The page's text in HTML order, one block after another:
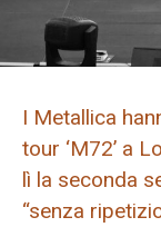
I Metallica
tour ‘M72’ a
lì la seconda
“senza